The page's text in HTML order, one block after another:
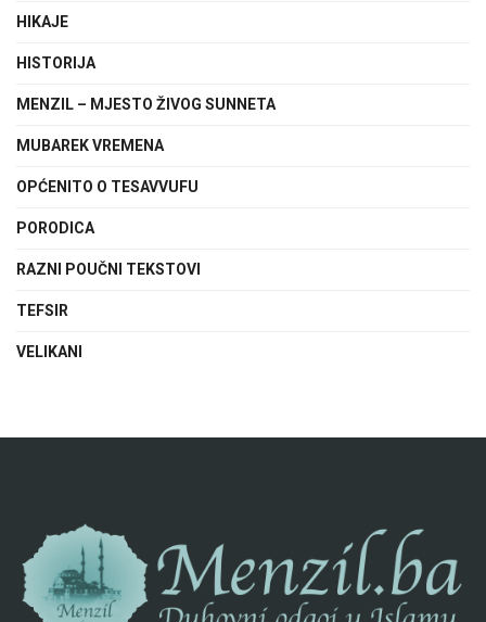
HIKAJE
HISTORIJA
MENZIL – MJESTO ŽIVOG SUNNETA
MUBAREK VREMENA
OPĆENITO O TESAVVUFU
PORODICA
RAZNI POUČNI TEKSTOVI
TEFSIR
VELIKANI